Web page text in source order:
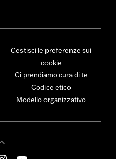
Gestisci le preferenze sui
cookie
Ci prendiamo cura di te
Codice etico
Modello organizzativo